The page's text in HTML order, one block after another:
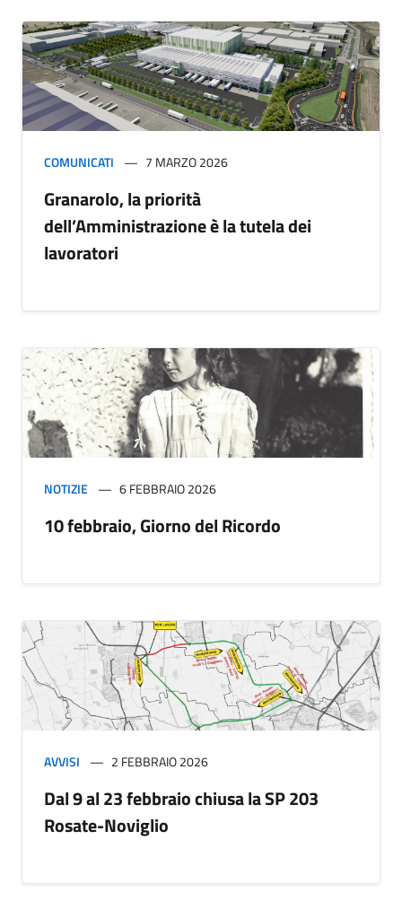
COMUNICATI 7 MARZO 2026
Granarolo, la priorità
dell’Amministrazione è la tutela dei
lavoratori
NOTIZIE 6 FEBBRAIO 2026
10 febbraio, Giorno del Ricordo
AVVISI 2 FEBBRAIO 2026
Dal 9 al 23 febbraio chiusa la SP 203
Rosate-Noviglio